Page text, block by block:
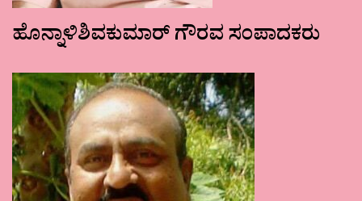
ಹೊನ್ನಾಳಿಶಿವಕುಮಾರ್ ಗೌರವ ಸಂಪಾದಕರು